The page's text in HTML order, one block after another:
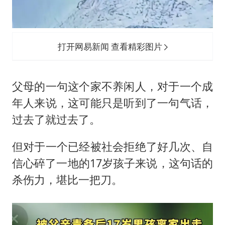
打开网易新闻 查看精彩图片
父母的一句这个家不养闲人，对于一个成
年人来说，这可能只是听到了一句气话，
过去了就过去了。
但对于一个已经被社会拒绝了好几次、自
信心碎了一地的17岁孩子来说，这句话的
杀伤力，堪比一把刀。